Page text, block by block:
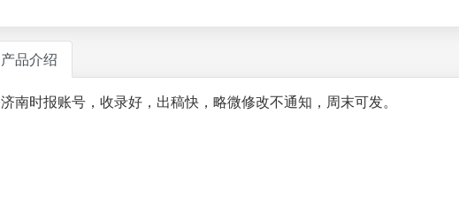
产品介绍
济南时报账号，收录好，出稿快，略微修改不通知，周末可发。